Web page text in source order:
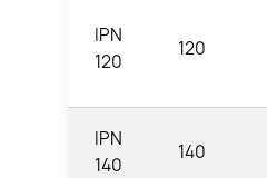
IPN
120
120
IPN
140
140